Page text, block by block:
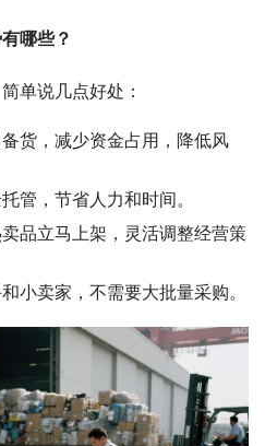
哪些？
单说几点好处：
备货，减少资金占用，降低风
管，节省人力和时间。
卖品立马上架，灵活调整经营策
小卖家，不需要大批量采购。